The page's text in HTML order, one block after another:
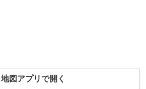
地図アプリで開く